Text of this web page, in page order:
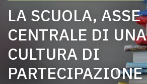
LA SCUOLA, ASSE
CENTRALE DI UNA
CULTURA DI
PARTECIPAZIONE